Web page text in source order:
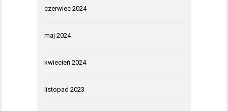
czerwiec 2024
maj 2024
kwiecień 2024
listopad 2023